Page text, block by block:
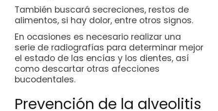
También buscará secreciones, restos de
alimentos, si hay dolor, entre otros signos.
En ocasiones es necesario realizar una
serie de radiografías para determinar mejor
el estado de las encías y los dientes, así
como descartar otras afecciones
bucodentales.
Prevención de la alveolitis